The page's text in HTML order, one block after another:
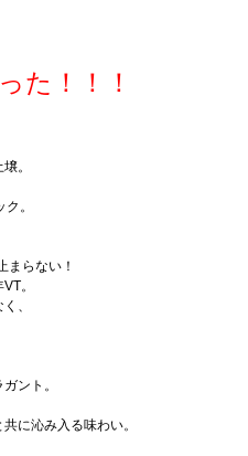
た！！！
。
。
まらない！
。
、
ント。
に沁み入る味わい。